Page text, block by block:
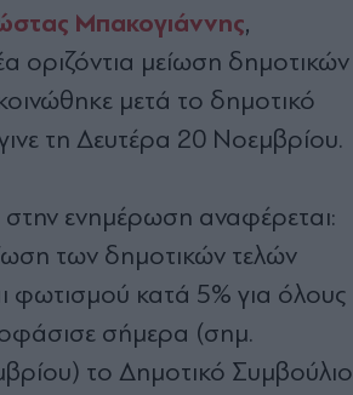
Μπακογιάννης,
οριζόντια μείωση δημοτικών
μετά το δημοτικό
τη Δευτέρα 20 Νοεμβρίου.
ενημέρωση αναφέρεται:
των δημοτικών τελών
φωτισμού κατά 5% για όλους
σήμερα (σημ.
το Δημοτικό Συμβούλιο